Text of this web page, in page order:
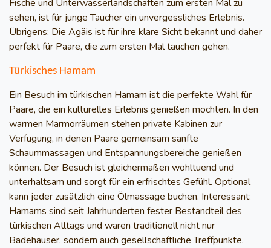
Fische und Unterwasserlandschaften zum ersten Mal zu
sehen, ist für junge Taucher ein unvergessliches Erlebnis.
Übrigens: Die Ägäis ist für ihre klare Sicht bekannt und daher
perfekt für Paare, die zum ersten Mal tauchen gehen.
Türkisches Hamam
Ein Besuch im türkischen Hamam ist die perfekte Wahl für
Paare, die ein kulturelles Erlebnis genießen möchten. In den
warmen Marmorräumen stehen private Kabinen zur
Verfügung, in denen Paare gemeinsam sanfte
Schaummassagen und Entspannungsbereiche genießen
können. Der Besuch ist gleichermaßen wohltuend und
unterhaltsam und sorgt für ein erfrischtes Gefühl. Optional
kann jeder zusätzlich eine Ölmassage buchen. Interessant:
Hamams sind seit Jahrhunderten fester Bestandteil des
türkischen Alltags und waren traditionell nicht nur
Badehäuser, sondern auch gesellschaftliche Treffpunkte.